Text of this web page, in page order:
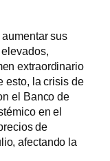
sus
extraordinario
esto, la crisis de
el Banco de
en el
de
afectando la